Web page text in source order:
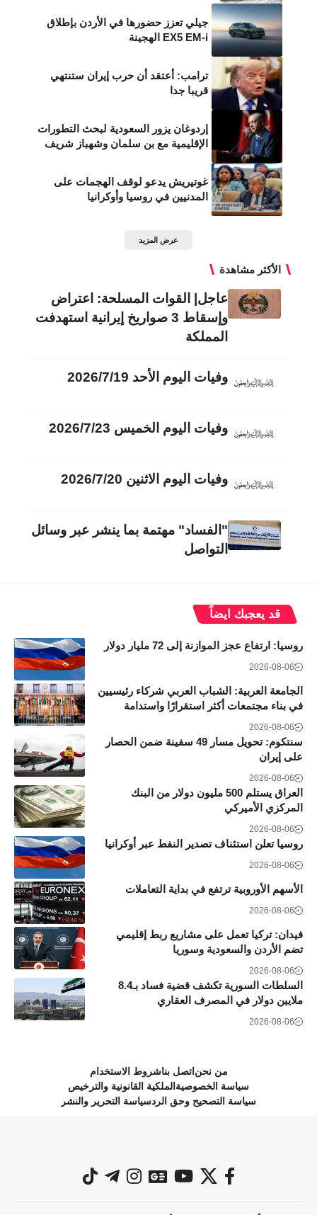
جيلي تعزز حضورها في الأردن بإطلاق
EX5 EM-i الهجينة
ترامب: أعتقد أن حرب إيران ستنتهي
قريبا جدا
إردوغان يزور السعودية لبحث التطورات
الإقليمية مع بن سلمان وشهباز شريف
غوتيريش يدعو لوقف الهجمات على
المدنيين في روسيا وأوكرانيا
عرض المزيد
الأكثر مشاهدة
عاجل| القوات المسلحة: اعتراض
وإسقاط 3 صواريخ إيرانية استهدفت
المملكة
وفيات اليوم الأحد 2026/7/19
وفيات اليوم الخميس 2026/7/23
وفيات اليوم الاثنين 2026/7/20
"الفساد" مهتمة بما ينشر عبر وسائل
التواصل
قد يعجبك ايضاً
روسيا: ارتفاع عجز الموازنة إلى 72 مليار دولار
2026-08-06
الجامعة العربية: الشباب العربي شركاء رئيسيين
في بناء مجتمعات أكثر استقرارًا واستدامة
2026-08-06
سنتكوم: تحويل مسار 49 سفينة ضمن الحصار
على إيران
2026-08-06
العراق يستلم 500 مليون دولار من البنك
المركزي الأميركي
2026-08-06
روسيا تعلن استئناف تصدير النفط عبر أوكرانيا
2026-08-06
الأسهم الأوروبية ترتفع في بداية التعاملات
2026-08-06
فيدان: تركيا تعمل على مشاريع ربط إقليمي
تضم الأردن والسعودية وسوريا
2026-08-06
السلطات السورية تكشف قضية فساد بـ8.4
ملايين دولار في المصرف العقاري
2026-08-06
من نحن اتصل بناشروط الاستخدام
سياسة الخصوصية الملكية القانونية والترخيص
سياسة التصحيح وحق الردسياسة التحرير والنشر